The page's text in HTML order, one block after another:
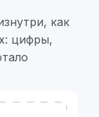
как
цифры,